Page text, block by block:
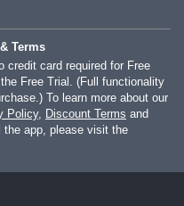
Terms
credit card required for Free
Free Trial. (Full functionality
To learn more about our
Policy, Discount Terms and
the app, please visit the